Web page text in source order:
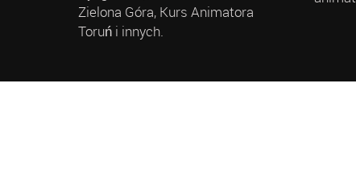
Zielona Góra, Kurs Animatora
Toruń i innych.